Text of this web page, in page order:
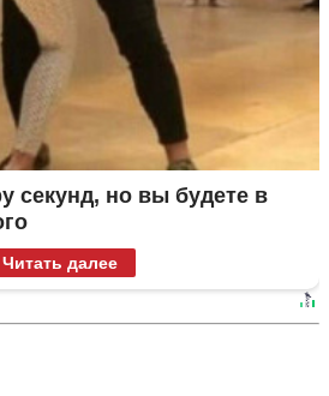
секунд, но вы будете в
Читать далее